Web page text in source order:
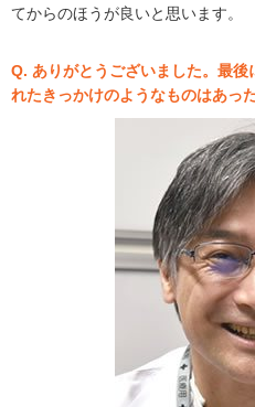
てからのほうが良いと思います。
Q. ありがとうございました。最
れたきっかけのようなものはあっ